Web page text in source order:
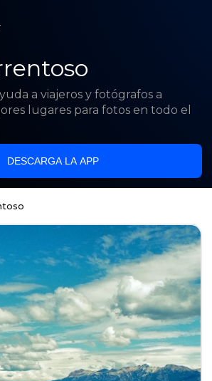
a viajeros y fotógrafos a
lugares para fotos en todo el
DESCARGA LA APP